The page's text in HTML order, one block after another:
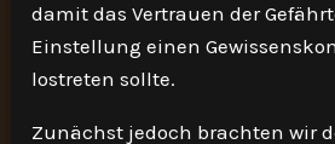
damit das Vertrauen der
Einstellung einen
lostreten sollte.
Zunächst jedoch brachten wir